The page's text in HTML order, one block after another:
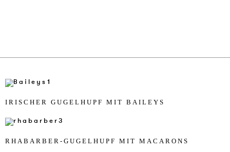
IRI­SCHER GU­GEL­HUPF MIT BAI­LEYS
RHA­BAR­BER-GU­GEL­HUPF MIT MA­CAR­ONS